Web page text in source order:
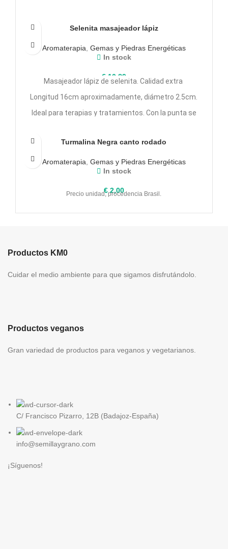
Selenita masajeador lápiz
Aromaterapia Gemas y Piedras Energéticas
In stock
€10,89
Masajeador lápiz de selenita. Calidad extra
Longitud 16cm aproximadamente, diámetro 2.5cm.
Ideal para terapias y tratamientos. Con la punta se
Turmalina Negra canto rodado
Aromaterapia Gemas y Piedras Energéticas
In stock
€2,00
Precio unidad, procedencia Brasil.
Productos KM0
Cuidar el medio ambiente para que sigamos disfrutándolo.
Productos veganos
Gran variedad de productos para veganos y vegetarianos.
C/ Francisco Pizarro, 12B (Badajoz-España)
info@semillaygrano.com
¡Síguenos!